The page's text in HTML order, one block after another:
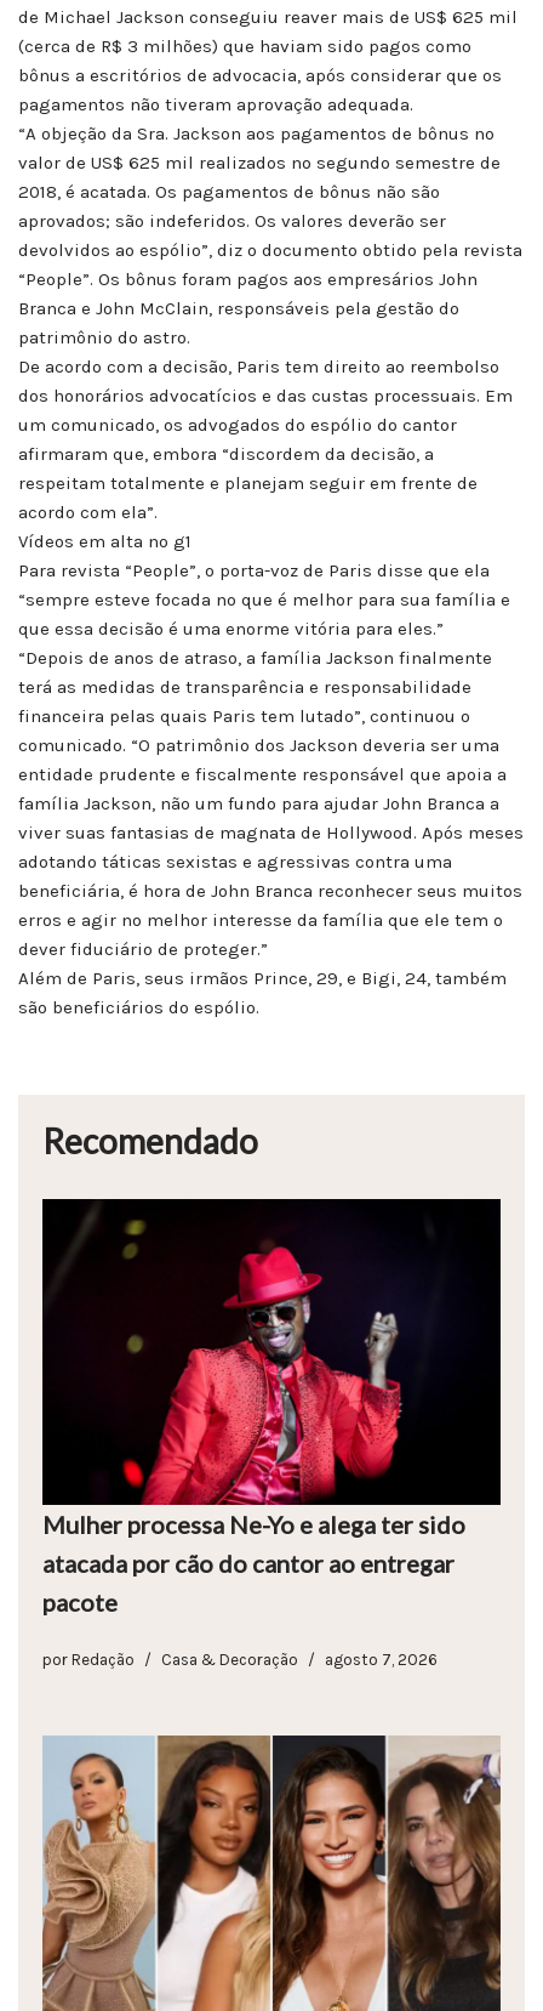
de Michael Jackson conseguiu reaver mais de US$ 625 mil
(cerca de R$ 3 milhões) que haviam sido pagos como
bônus a escritórios de advocacia, após considerar que os
pagamentos não tiveram aprovação adequada.
“A objeção da Sra. Jackson aos pagamentos de bônus no
valor de US$ 625 mil realizados no segundo semestre de
2018, é acatada. Os pagamentos de bônus não são
aprovados; são indeferidos. Os valores deverão ser
devolvidos ao espólio”, diz o documento obtido pela revista
“People”. Os bônus foram pagos aos empresários John
Branca e John McClain, responsáveis pela gestão do
patrimônio do astro.
De acordo com a decisão, Paris tem direito ao reembolso
dos honorários advocatícios e das custas processuais. Em
um comunicado, os advogados do espólio do cantor
afirmaram que, embora “discordem da decisão, a
respeitam totalmente e planejam seguir em frente de
acordo com ela”.
Vídeos em alta no g1
Para revista “People”, o porta-voz de Paris disse que ela
“sempre esteve focada no que é melhor para sua família e
que essa decisão é uma enorme vitória para eles.”
“Depois de anos de atraso, a família Jackson finalmente
terá as medidas de transparência e responsabilidade
financeira pelas quais Paris tem lutado”, continuou o
comunicado. “O patrimônio dos Jackson deveria ser uma
entidade prudente e fiscalmente responsável que apoia a
família Jackson, não um fundo para ajudar John Branca a
viver suas fantasias de magnata de Hollywood. Após meses
adotando táticas sexistas e agressivas contra uma
beneficiária, é hora de John Branca reconhecer seus muitos
erros e agir no melhor interesse da família que ele tem o
dever fiduciário de proteger.”
Além de Paris, seus irmãos Prince, 29, e Bigi, 24, também
são beneficiários do espólio.
Recomendado
Mulher processa Ne-Yo e alega ter sido
atacada por cão do cantor ao entregar
pacote
por Redação Casa & Decoração agosto 7, 2026